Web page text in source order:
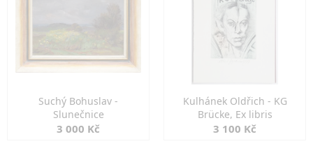
Suchý Bohuslav -
Slunečnice
3 000 Kč
Kulhánek Oldřich - KG
Brücke, Ex libris
3 100 Kč